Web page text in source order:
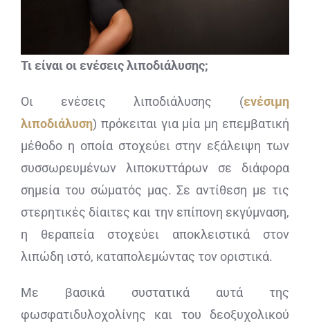
Τι είναι οι ενέσεις λιποδιάλυσης;
Οι ενέσεις λιποδιάλυσης (ενέσιμη
λιποδιάλυση) πρόκειται για μία μη επεμβατική
μέθοδο η οποία στοχεύει στην εξάλειψη των
συσσωρευμένων λιποκυττάρων σε διάφορα
σημεία του σώματός μας. Σε αντίθεση με τις
στερητικές δίαιτες και την επίπονη εκγύμναση,
η θεραπεία στοχεύει αποκλειστικά στον
λιπώδη ιστό, καταπολεμώντας τον οριστικά.
Με βασικά συστατικά αυτά της
φωσφατιδυλοχολίνης και του δεοξυχολικού